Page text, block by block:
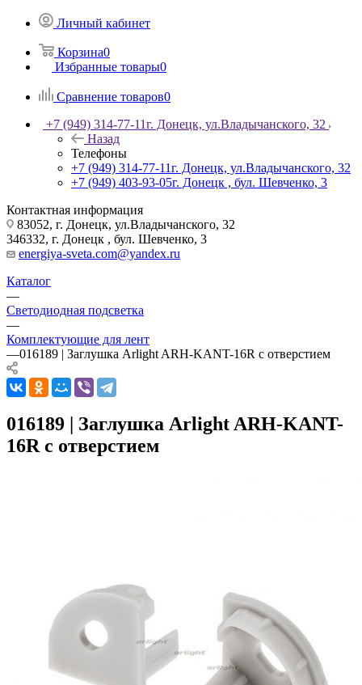
Личный кабинет
Корзина0
Избранные товары0
Сравнение товаров0
+7 (949) 314-77-11г. Донецк, ул.Владычанского, 32
Назад
Телефоны
+7 (949) 314-77-11г. Донецк, ул.Владычанского, 32
+7 (949) 403-93-05г. Донецк , бул. Шевченко, 3
Контактная информация
83052, г. Донецк, ул.Владычанского, 32
346332, г. Донецк , бул. Шевченко, 3
energiya-sveta.com@yandex.ru
Каталог
—
Светодиодная подсветка
—
Комплектующие для лент
—016189 | Заглушка Arlight ARH-KANT-16R с отверстием
016189 | Заглушка Arlight ARH-KANT-
16R с отверстием